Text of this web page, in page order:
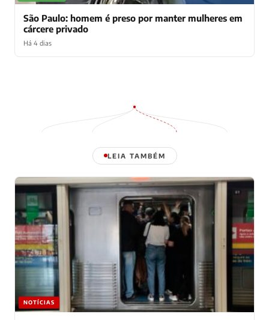
São Paulo: homem é preso por manter mulheres em
cárcere privado
Há 4 dias
LEIA TAMBÉM
NOTÍCIAS